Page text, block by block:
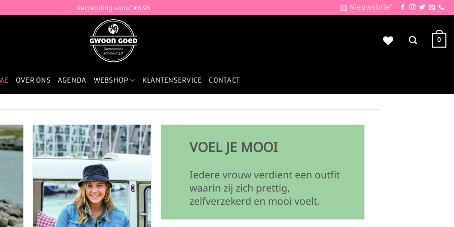
Verzending vanaf €6,95 Nieuwsbrief
0
OVER ONS AGENDA WEBSHOP KLANTENSERVICE CONTACT
VOEL JE MOOI
Iedere vrouw verdient een outfit
waarin zij zich prettig,
zelfverzekerd en mooi voelt.